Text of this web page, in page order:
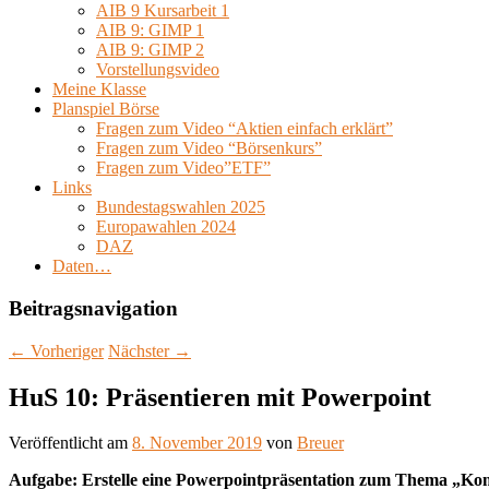
AIB 9 Kursarbeit 1
AIB 9: GIMP 1
AIB 9: GIMP 2
Vorstellungsvideo
Meine Klasse
Planspiel Börse
Fragen zum Video “Aktien einfach erklärt”
Fragen zum Video “Börsenkurs”
Fragen zum Video”ETF”
Links
Bundestagswahlen 2025
Europawahlen 2024
DAZ
Daten…
Beitragsnavigation
← Vorheriger Nächster →
HuS 10: Präsentieren mit Powerpoint
Veröffentlicht am 8. November 2019 von Breuer
Aufgabe: Erstelle eine Powerpointpräsentation zum Thema